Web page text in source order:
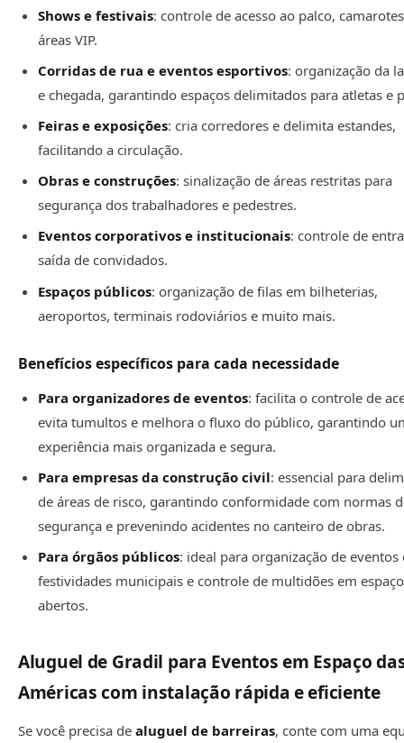
Shows e festivais: controle de acesso ao palco,
áreas VIP.
Corridas de rua e eventos esportivos: organização da
e chegada, garantindo espaços delimitados para atletas e
Feiras e exposições: cria corredores e delimita estandes,
facilitando a circulação.
Obras e construções: sinalização de áreas restritas para
segurança dos trabalhadores e pedestres.
Eventos corporativos e institucionais: controle de
saída de convidados.
Espaços públicos: organização de filas em bilheterias,
aeroportos, terminais rodoviários e muito mais.
Benefícios específicos para cada necessidade
Para organizadores de eventos: facilita o controle de
evita tumultos e melhora o fluxo do público, garantindo
experiência mais organizada e segura.
Para empresas da construção civil: essencial para
de áreas de risco, garantindo conformidade com normas
segurança e prevenindo acidentes no canteiro de obras.
Para órgãos públicos: ideal para organização de eventos
festividades municipais e controle de multidões em
abertos.
Aluguel de Gradil para Eventos em Espaço
Américas com instalação rápida e eficiente
Se você precisa de aluguel de barreiras, conte com uma